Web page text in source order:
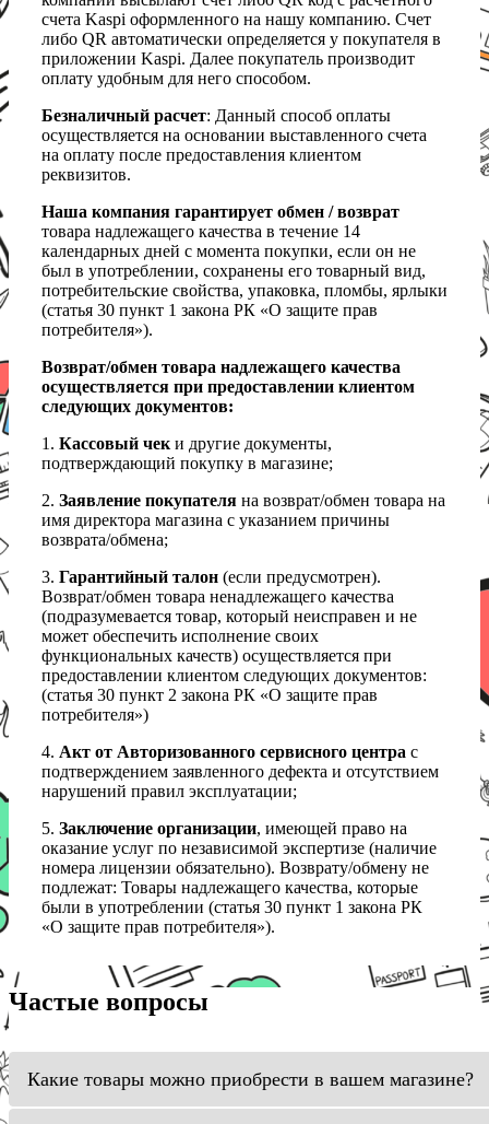
счета Kaspi оформленного на нашу компанию. Счет
либо QR автоматически определяется у покупателя в
приложении Kaspi. Далее покупатель производит
оплату удобным для него способом.
Безналичный расчет: Данный способ оплаты
осуществляется на основании выставленного счета
на оплату после предоставления клиентом
реквизитов.
Наша компания гарантирует обмен / возврат
товара надлежащего качества в течение 14
календарных дней с момента покупки, если он не
был в употреблении, сохранены его товарный вид,
потребительские свойства, упаковка, пломбы, ярлыки
(статья 30 пункт 1 закона РК «О защите прав
потребителя»).
Возврат/обмен товара надлежащего качества
осуществляется при предоставлении клиентом
следующих документов:
1. Кассовый чеки другие документы,
подтверждающий покупку в магазине;
2. Заявление покупателя на возврат/обмен товара на
имя директора магазина с указанием причины
возврата/обмена;
3. Гарантийный талон (если предусмотрен).
Возврат/обмен товара ненадлежащего качества
(подразумевается товар, который неисправен и не
может обеспечить исполнение своих
функциональных качеств) осуществляется при
предоставлении клиентом следующих документов:
(статья 30 пункт 2 закона РК «О защите прав
потребителя»)
4. Акт от Авторизованного сервисного центра с
подтверждением заявленного дефекта и отсутствием
нарушений правил эксплуатации;
5. Заключение организации, имеющей право на
оказание услуг по независимой экспертизе (наличие
номера лицензии обязательно). Возврату/обмену не
подлежат: Товары надлежащего качества, которые
были в употреблении (статья 30 пункт 1 закона РК
«О защите прав потребителя»).
Частые вопросы
Какие товары можно приобрести в вашем магазине?